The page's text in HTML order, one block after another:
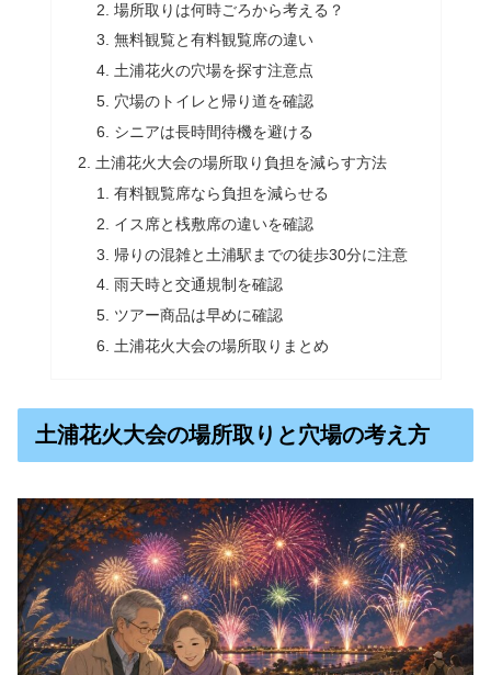
場所取りは何時ごろから考える？
無料観覧と有料観覧席の違い
土浦花火の穴場を探す注意点
穴場のトイレと帰り道を確認
シニアは長時間待機を避ける
土浦花火大会の場所取り負担を減らす方法
有料観覧席なら負担を減らせる
イス席と桟敷席の違いを確認
帰りの混雑と土浦駅までの徒歩30分に注意
雨天時と交通規制を確認
ツアー商品は早めに確認
土浦花火大会の場所取りまとめ
土浦花火大会の場所取りと穴場の考え方